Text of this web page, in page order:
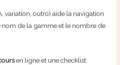
variation, outro) aide la navigation
nom de la gamme et le nombre de
en ligne et une checklist